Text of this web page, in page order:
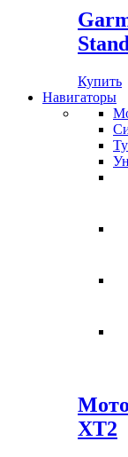
Купить
Навигаторы
XT2